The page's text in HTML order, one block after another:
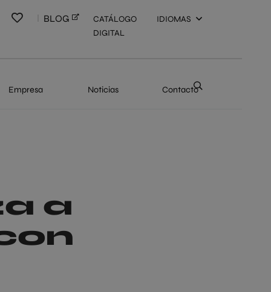
BLOG
CATÁLOGO
DIGITAL
IDIOMAS
Empresa Noticias Contacto
a